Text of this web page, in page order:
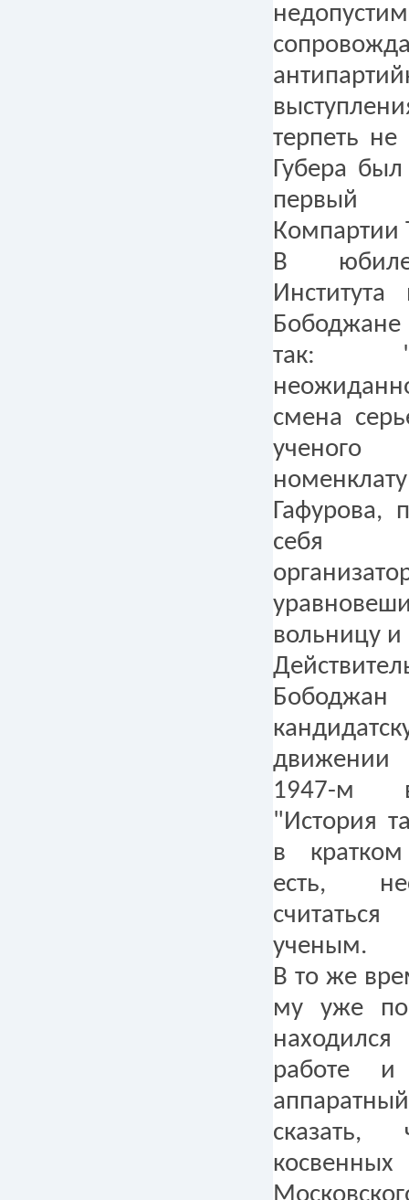
терпеть
Губера
первый
Компартии
В
Института
так:
смена
Гафурова,
себя
вольницу
Бободжан
движении
1947-м
"История
в
есть,
ученым.
В то же
му уже
работе